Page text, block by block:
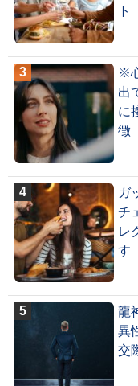
ト
※
出
に
徴
ガ
チ
レ
す
龍
異
交